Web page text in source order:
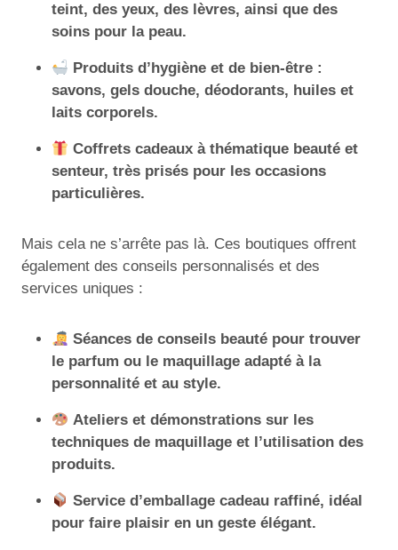
teint, des yeux, des lèvres, ainsi que des
soins pour la peau.
Produits d’hygiène et de bien-être :
savons, gels douche, déodorants, huiles et
laits corporels.
Coffrets cadeaux à thématique beauté et
senteur, très prisés pour les occasions
particulières.
Mais cela ne s’arrête pas là. Ces boutiques offrent
également des conseils personnalisés et des
services uniques :
Séances de conseils beauté pour trouver
le parfum ou le maquillage adapté à la
personnalité et au style.
Ateliers et démonstrations sur les
techniques de maquillage et l’utilisation des
produits.
Service d’emballage cadeau raffiné, idéal
pour faire plaisir en un geste élégant.